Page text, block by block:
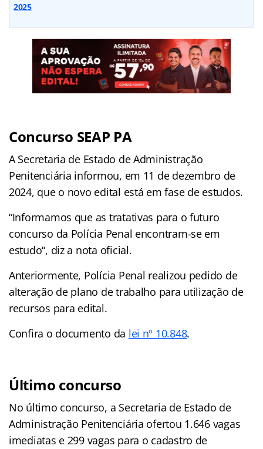
2025
Concurso SEAP PA
A Secretaria de Estado de Administração
Penitenciária informou, em 11 de dezembro de
2024, que o novo edital está em fase de estudos.
“Informamos que as tratativas para o futuro
concurso da Polícia Penal encontram-se em
estudo“, diz a nota oficial.
Anteriormente, Polícia Penal realizou pedido de
alteração de plano de trabalho para utilização de
recursos para edital.
Confira o documento da lei nº 10.848.
Último concurso
No último concurso, a Secretaria de Estado de
Administração Penitenciária ofertou 1.646 vagas
imediatas e 299 vagas para o cadastro de